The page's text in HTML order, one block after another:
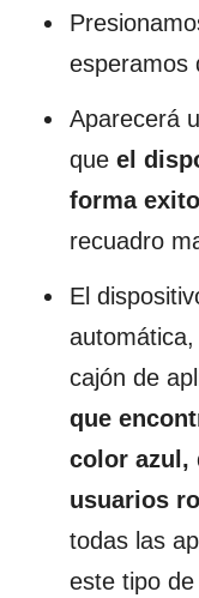
esperamos
Aparecerá
que el
forma
recuadro
El
cajón de
que
color azul,
usuarios
todas las
este tipo